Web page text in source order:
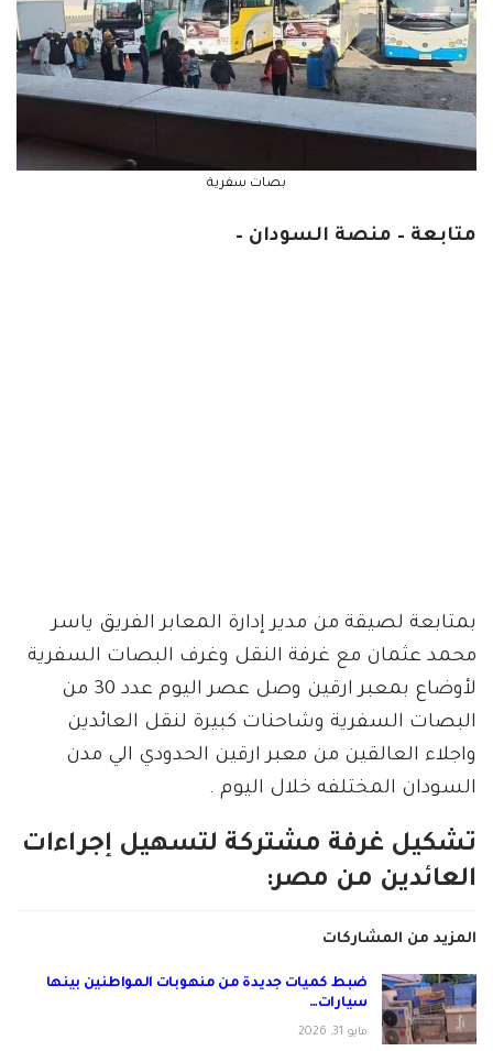
بصات سفرية
متابعة – منصة السودان –
بمتابعة لصيقة من مدير إدارة المعابر الفريق ياسر
محمد عثمان مع غرفة النقل وغرف البصات السفرية
لأوضاع بمعبر ارقين وصل عصر اليوم عدد 30 من
البصات السفرية وشاحنات كبيرة لنقل العائدين
واجلاء العالقين من معبر ارقين الحدودي الي مدن
السودان المختلفه خلال اليوم .
تشكيل غرفة مشتركة لتسهيل إجراءات
العائدين من مصر:
المزيد من المشاركات
ضبط كميات جديدة من منهوبات المواطنين بينها
سيارات…
مايو 31, 2026